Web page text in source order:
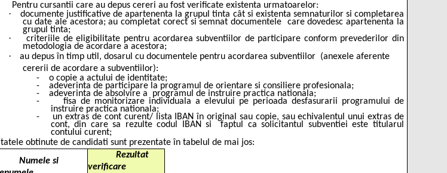
Pentru cursantii care au depus cereri au fost verificate existenta urmatoarelor:
·
documente justificative de apartenenta la grupul tinta cât si existenta semnaturilor si completarea
cu date ale acestora; au completat corect si semnat documentele
care dovedesc apartenenta la
grupul tinta;
·
criteriile de eligibilitate pentru acordarea subventiilor de participare conform prevederilor din
metodologia de acordare a acestora;
· au depus în timp util, dosarul cu documentele pentru acordarea subventiilor (anexele aferente
cererii de acordare a subventiilor):
-
o copie a actului de identitate;
-
adeverinta de participare la programul de orientare si consiliere profesionala;
-
adeverinta de absolvire a
programul de instruire practica nationala;
-
fisa de monitorizare individuala a elevului pe perioada desfasurarii programului de
instruire practica nationala;
-
un extras de cont curent/ lista IBAN în original sau copie, sau echivalentul unui extras de
cont, din care sa rezulte codul IBAN si
faptul ca solicitantul subventiei este titularul
contului curent;
obtinute de candidati sunt prezentate în tabelul de mai jos:
Numele si
Rezultat
verificare